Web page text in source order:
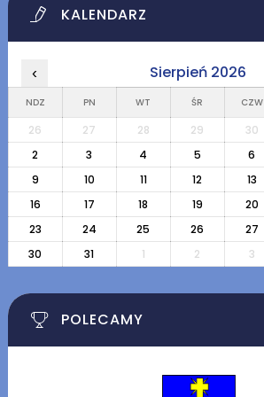
KALENDARZ
‹ Sierpień 2026
NDZ PN WT ŚR CZW
26 27 28 29 30
2
3 4 5 6
9
10 11 12 13
16
17 18 19 20
23
24 25 26 27
30
31 1 2 3
POLECAMY